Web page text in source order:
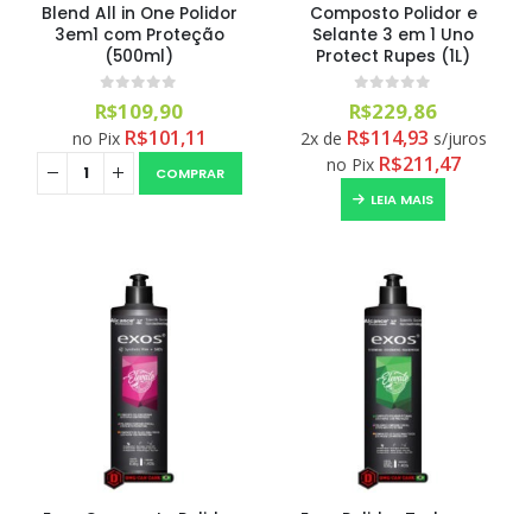
Blend All in One Polidor
3em1 com Proteção
(500ml)
R$109,90
no Pix R$101,11
COMPRAR
Composto Polidor e
Selante 3 em 1 Uno
Protect Rupes (1L)
R$229,86
2x de R$114,93 s/juros
no Pix R$211,47
LEIA MAIS